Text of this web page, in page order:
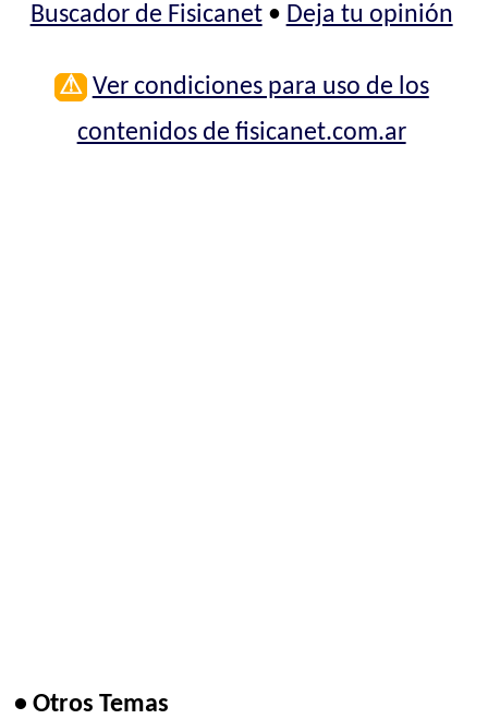
Buscador de Fisicanet• Deja tu opinión
⚠ Ver condiciones para uso de los
contenidos de fisicanet.com.ar
• Otros Temas